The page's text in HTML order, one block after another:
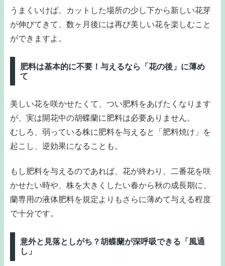
うまくいけば、カットした場所の少し下から新しい花芽
が伸びてきて、数ヶ月後には再び美しい花を楽しむこと
ができますよ。
肥料は基本的に不要！与えるなら「花の後」に薄め
て
美しい花を咲かせたくて、つい肥料をあげたくなります
が、実は開花中の胡蝶蘭に肥料は必要ありません。
むしろ、弱っている株に肥料を与えると「肥料焼け」を
起こし、逆効果になることも。
もし肥料を与えるのであれば、花が終わり、二番花を咲
かせたい時や、株を大きくしたい春から秋の成長期に、
蘭専用の液体肥料を規定よりもさらに薄めて与える程度
で十分です。
意外と見落としがち？胡蝶蘭が深呼吸できる「風通
し」